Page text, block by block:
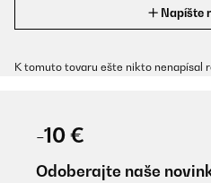
Napíšte
K tomuto tovaru ešte nikto nenapísal
-10 €
Odoberajte naše